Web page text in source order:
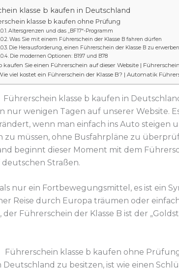
klasse b kaufen in Deutschland
klasse b kaufen ohne Prüfung
Altersgrenzen und das „BF17“-Programm
Was Sie mit einem Führerschein der Klasse B fahren dürfen
Die Herausforderung, einen Führerschein der Klasse B zu erwerben
Die modernen Optionen: B197 und B78
kaufen Sie einen Führerschein auf dieser Website |
viel kostet ein Führerschein der Klasse B? | Automatik
Führerschein klasse b kaufen in
nur wenigen Tagen auf unserer Website.
wenn man einfach ins Auto steigen
müssen, ohne Busfahrpläne zu
beginnt dieser Moment mit dem
Straßen.
nur ein Fortbewegungsmittel, es ist ein
Reise durch Europa träumen oder
Führerschein der Klasse B ist der
Führerschein klasse b kaufen ohne
Deutschland zu besitzen, ist wie einen